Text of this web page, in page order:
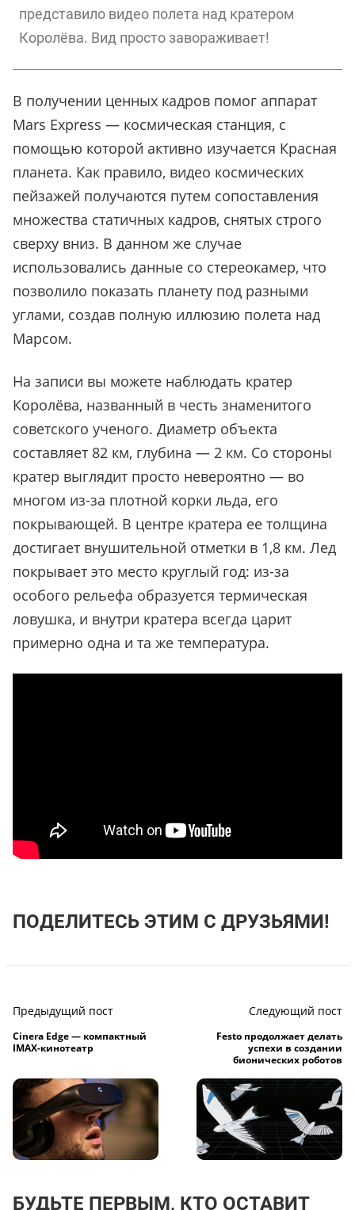
представило видео полета над кратером
Королёва. Вид просто завораживает!
В получении ценных кадров помог аппарат
Mars Express — космическая станция, с
помощью которой активно изучается Красная
планета. Как правило, видео космических
пейзажей получаются путем сопоставления
множества статичных кадров, снятых строго
сверху вниз. В данном же случае
использовались данные со стереокамер, что
позволило показать планету под разными
углами, создав полную иллюзию полета над
Марсом.
На записи вы можете наблюдать кратер
Королёва, названный в честь знаменитого
советского ученого. Диаметр объекта
составляет 82 км, глубина — 2 км. Со стороны
кратер выглядит просто невероятно — во
многом из-за плотной корки льда, его
покрывающей. В центре кратера ее толщина
достигает внушительной отметки в 1,8 км. Лед
покрывает это место круглый год: из-за
особого рельефа образуется термическая
ловушка, и внутри кратера всегда царит
примерно одна и та же температура.
ПОДЕЛИТЕСЬ ЭТИМ С ДРУЗЬЯМИ!
Предыдущий пост
Cinera Edge — компактный
IMAX-кинотеатр
Следующий пост
Festo продолжает делать
успехи в создании
бионических роботов
БУДЬТЕ ПЕРВЫМ, КТО ОСТАВИТ